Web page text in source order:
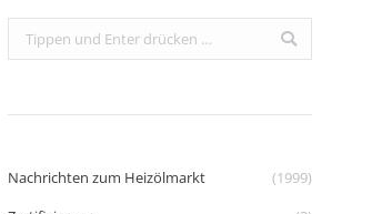
Search:
Nachrichten zum Heizölmarkt
(1999)